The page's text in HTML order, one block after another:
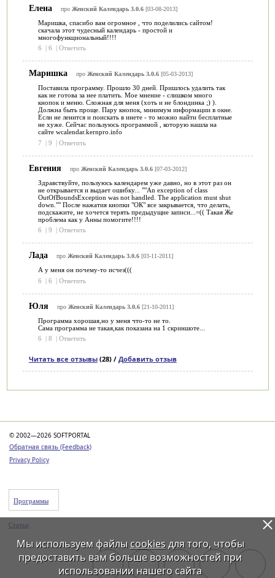
Елена
про Женский Календарь 3.0.6[03-08-2013]
Маришка, спасибо вам огромное , что поделились сайтом!
скачала этот чудесный календарь - простой и
многофункциональный!!!!
6
6 Ответить
Маришка про Женский Календарь 3.0.6[05-03-2013]
Поставила программу. Прошло 30 дней. Пришлось удалить так
как не готова за нее платить. Мое мнение - слишком много
кнопок и меню. Сложная для меня (хоть и не блондинка ;) ).
Должна быть проще. Пару кнопок, минимум информации в окне.
Если не ленится и поискать в инете - то можно найти бесплатные
не хуже. Сейчас пользуюсь программой , которую нашла на
сайте wcalendar.kernpro.info
7
| 9 | Ответить
Евгения про Женский Календарь 3.0.6[07-03-2012]
Здравствуйте, пользуюсь календарем уже давно, но в этот раз он
не открывается и выдает ошибку... ""An exception of class
OutOfBoundsException was not handled. The application must shut
down."" После нажатия кнопки "ОК" все закрывается, что делать,
подскажите, не хочется терять предыдущие записи...=(( Такая Же
проблема как у Анны помогите!!!!
6
9 Ответить
Лада про Женский Календарь 3.0.6[03-11-2011]
А у меня он почему-то исчез(((
6
| 6 | Ответить
Юля про Женский Календарь 3.0.6[21-10-2011]
Программа хорошая,но у меня что-то не то.
Сама программа не такая,как показана на 1 скриншоте...
6
8 Ответить
Читать все отзывы(28) / Добавить отзыв
© 2002—2026 SOFTPORTAL
Обратная связь (Feedback)
Privacy Policy
Программы
Статьи
Мы используем файлы cookiesдля того, чтобы
предоставить вам больше возможностей при
использовании нашего сайта